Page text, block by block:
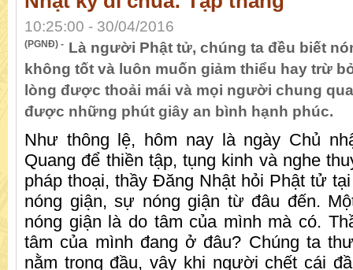
10:25:00 - 30/04/2016
(PGNĐ) - Là người Phật tử, chúng ta đều biết
không tốt và luôn muốn giảm thiểu hay trừ
lòng được thoải mái và mọi người chung
được những phút giây an bình hạnh phúc.
Như thông lệ, hôm nay là ngày Chủ
Quang để thiền tập, tụng kinh và nghe
pháp thoại, thầy Đăng Nhật hỏi Phật tử
nóng giận, sự nóng giận từ đâu đến.
nóng giận là do tâm của mình mà có.
tâm của mình đang ở đâu? Chúng ta
nằm trong đầu, vậy khi người chết cái